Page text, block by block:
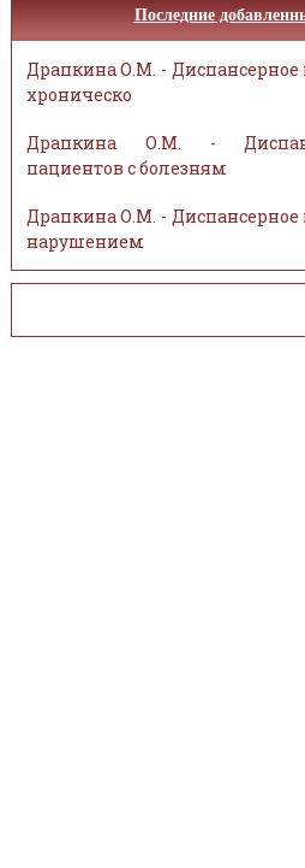
Последние
Драпкина О.М. -
хроническо
Драпкина О.М. -
пациентов с болезням
Драпкина О.М. -
нарушением